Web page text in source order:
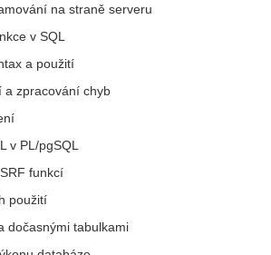
na straně serveru
v SQL
a použití
a zpracování chyb
v PL/pgSQL
funkcí
použití
dočasnými tabulkami